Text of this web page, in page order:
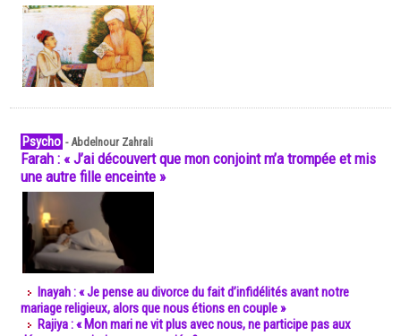
Psycho -Abdelnour Zahrali
Farah : « J’ai découvert que mon conjoint m’a trompée et mis
une autre fille enceinte »
Inayah : « Je pense au divorce du fait d’infidélités avant notre
mariage religieux, alors que nous étions en couple »
Rajiya : « Mon mari ne vit plus avec nous, ne participe pas aux